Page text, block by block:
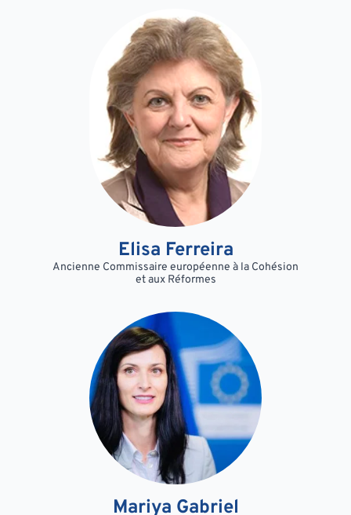
Elisa Ferreira
Ancienne Commissaire européenne à la Cohésion
et aux Réformes
Mariya Gabriel